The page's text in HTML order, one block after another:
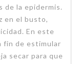
de la epidermis.
en el busto,
En este
fin de estimular
secar para que